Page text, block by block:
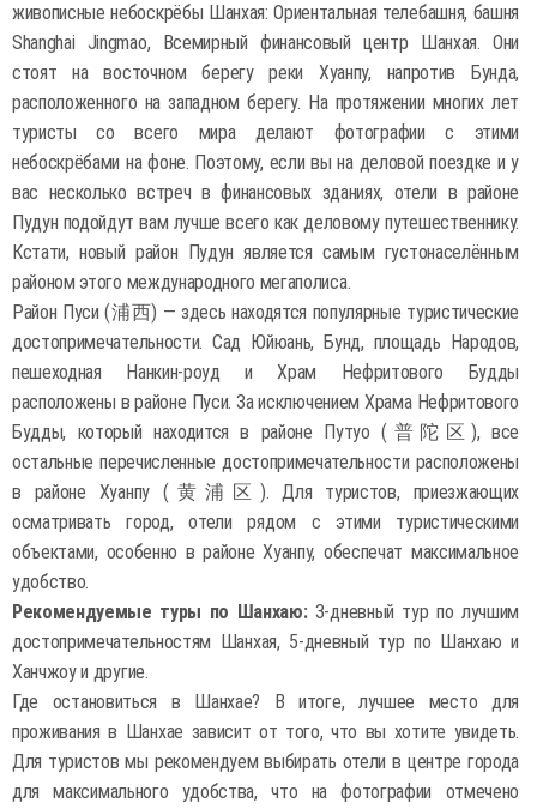
живописные небоскрёбы Шанхая: Ориентальная телебашня, башня
Shanghai Jingmao, Всемирный финансовый центр Шанхая. Они
стоят на восточном берегу реки Хуанпу, напротив Бунда,
расположенного на западном берегу. На протяжении многих лет
туристы со всего мира делают фотографии с этими
небоскрёбами на фоне. Поэтому, если вы на деловой поездке и у
вас несколько встреч в финансовых зданиях, отели в районе
Пудун подойдут вам лучше всего как деловому путешественнику.
Кстати, новый район Пудун является самым густонаселённым
районом этого международного мегаполиса.
Район Пуси (浦西) — здесь находятся популярные туристические
достопримечательности. Сад Юйюань, Бунд, площадь Народов,
пешеходная Нанкин-роуд и Храм Нефритового Будды
расположены в районе Пуси. За исключением Храма Нефритового
Будды, который находится в районе Путуо (普陀区), все
остальные перечисленные достопримечательности расположены
в районе Хуанпу (黄浦区). Для туристов, приезжающих
осматривать город, отели рядом с этими туристическими
объектами, особенно в районе Хуанпу, обеспечат максимальное
удобство.
Рекомендуемые туры по Шанхаю: 3-дневный тур по лучшим
достопримечательностям Шанхая, 5-дневный тур по Шанхаю и
Ханчжоу и другие.
Где остановиться в Шанхае? В итоге, лучшее место для
проживания в Шанхае зависит от того, что вы хотите увидеть.
Для туристов мы рекомендуем выбирать отели в центре города
для максимального удобства, что на фотографии отмечено